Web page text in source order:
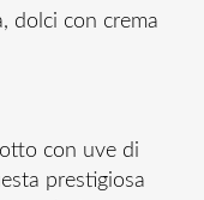
dolci con crema
con uve di
prestigiosa